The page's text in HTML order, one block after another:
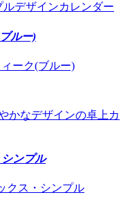
ルデザインカレンダー
ルー)
かなデザインの卓上カ
ンプル